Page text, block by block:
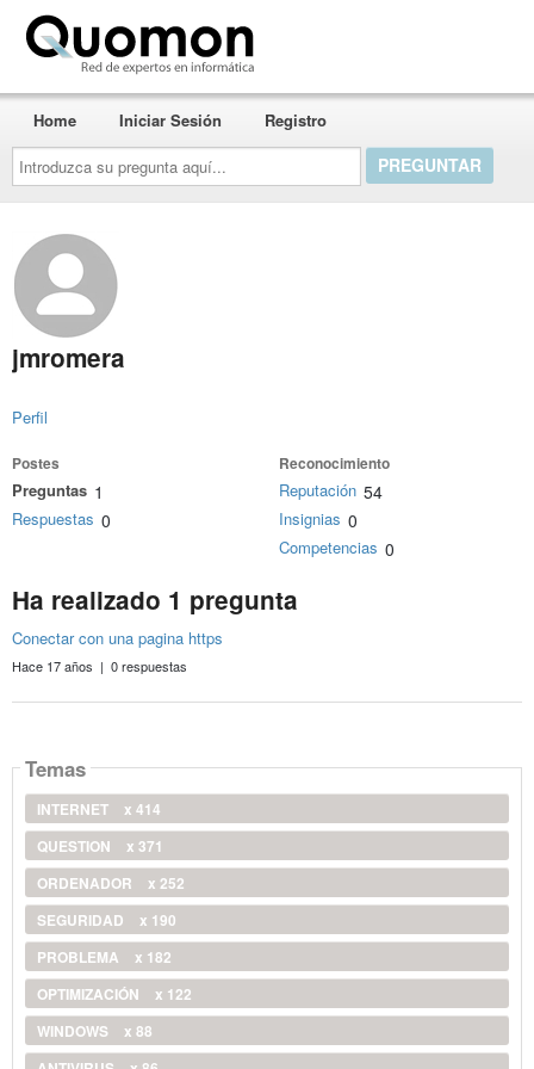
Introduzca
su
pregunta
aquí...
Home Iniciar Sesión Registro
jmromera
Perfil
Postes
Preguntas 1
Respuestas 0
Reconocimiento
Reputación 54
Insignias 0
Competencias 0
Ha realizado 1 pregunta
Conectar con una pagina https
Hace 17 años | 0 respuestas
Temas
INTERNET
x 414
QUESTION
x 371
ORDENADOR
x 252
SEGURIDAD
x 190
PROBLEMA
x 182
OPTIMIZACIÓN
x 122
WINDOWS
x 88